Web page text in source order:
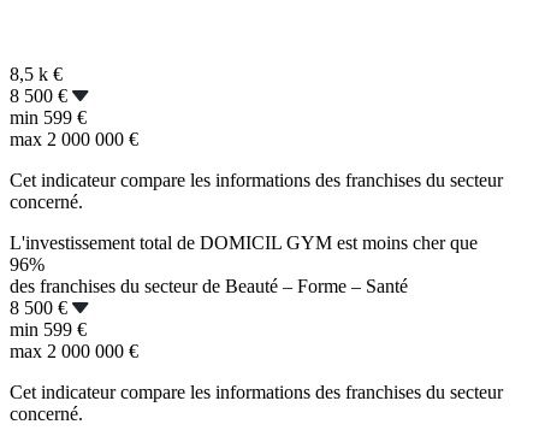
8,5 k €
8 500 €
min 599 €
max 2 000 000 €
Cet indicateur compare les informations des franchises du secteur
concerné.
L'investissement total de DOMICIL GYM est moins cher que
96%
des franchises du secteur de Beauté – Forme – Santé
8 500 €
min 599 €
max 2 000 000 €
Cet indicateur compare les informations des franchises du secteur
concerné.